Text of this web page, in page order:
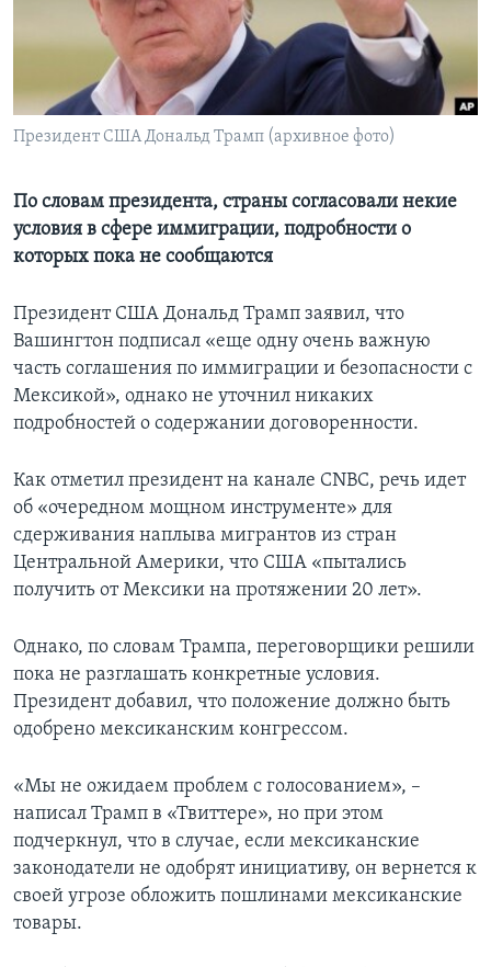
Learning English
СОЦИАЛЬНЫЕ СЕТИ
Языки
Президент США Дональд Трамп (архивное фото)
По словам президента, страны согласовали некие
условия в сфере иммиграции, подробности о
которых пока не сообщаются
Президент США Дональд Трамп заявил, что
Вашингтон подписал «еще одну очень важную
часть соглашения по иммиграции и безопасности с
Мексикой», однако не уточнил никаких
подробностей о содержании договоренности.
Как отметил президент на канале CNBC, речь идет
об «очередном мощном инструменте» для
сдерживания наплыва мигрантов из стран
Центральной Америки, что США «пытались
получить от Мексики на протяжении 20 лет».
Однако, по словам Трампа, переговорщики решили
пока не разглашать конкретные условия.
Президент добавил, что положение должно быть
одобрено мексиканским конгрессом.
«Мы не ожидаем проблем с голосованием», –
написал Трамп в «Твиттере», но при этом
подчеркнул, что в случае, если мексиканские
законодатели не одобрят инициативу, он вернется к
своей угрозе обложить пошлинами мексиканские
товары.